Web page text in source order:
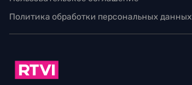
Политика обработки персональных данных